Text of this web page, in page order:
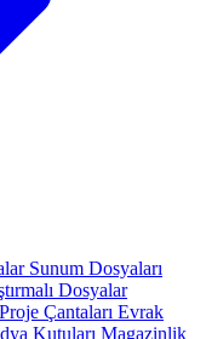
Sunum Dosyaları
Dosyalar
Çantaları Evrak
Kutuları Magazinlik